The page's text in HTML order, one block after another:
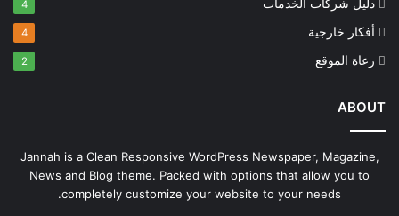
دليل شركات الخدمات 4
أفكار خارجية 4
رعاة الموقع 2
ABOUT
Jannah is a Clean Responsive WordPress Newspaper, Magazine,
News and Blog theme. Packed with options that allow you to
completely customize your website to your needs.